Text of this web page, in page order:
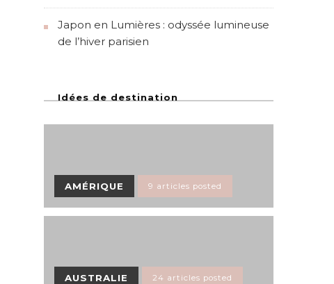
Japon en Lumières : odyssée lumineuse
de l’hiver parisien
Idées de destination
AMÉRIQUE 9 articles posted
AUSTRALIE 24 articles posted